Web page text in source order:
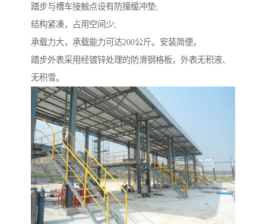
踏步与槽车接触点设有防撞缓冲垫;
结构紧凑，占用空间少;
承载力大，承载能力可达200公斤。安装简便。
踏步外表采用经镀锌处理的防滑钢格板，外表无积液、
无积雪。